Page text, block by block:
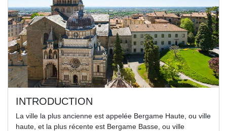
INTRODUCTION
La ville la plus ancienne est appelée Bergame Haute, ou ville
haute, et la plus récente est Bergame Basse, ou ville